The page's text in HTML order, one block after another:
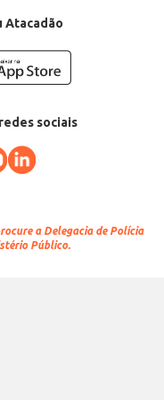
Atacadão
sociais
a Delegacia de Polícia
Público.